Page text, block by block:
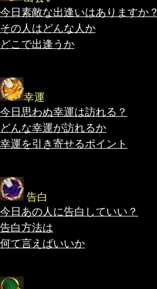
今日素敵な出逢いはありますか？
その人はどんな人か
どこで出逢うか
幸運
今日思わぬ幸運は訪れる？
どんな幸運が訪れるか
幸運を引き寄せるポイント
告白
今日あの人に告白していい？
告白方法は
何て言えばいいか